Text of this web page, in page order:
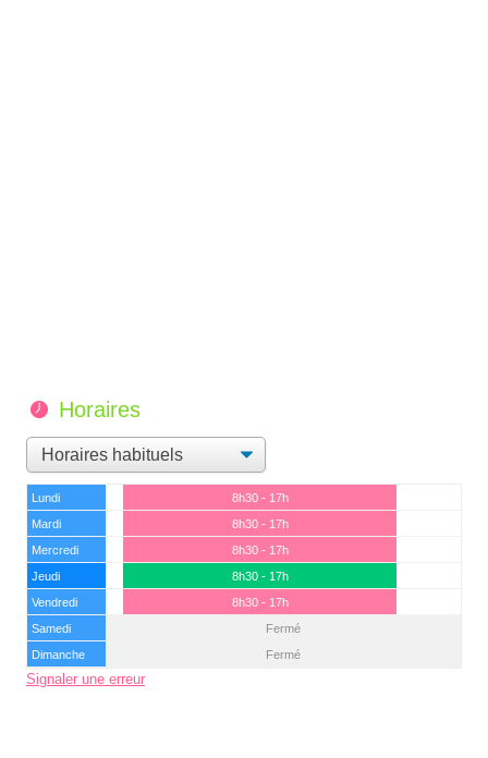
Horaires
Lundi
8h30 - 17h
Mardi
8h30 - 17h
Mercredi
8h30 - 17h
Jeudi
8h30 - 17h
Vendredi
8h30 - 17h
Samedi
Fermé
Dimanche
Fermé
Signaler une erreur